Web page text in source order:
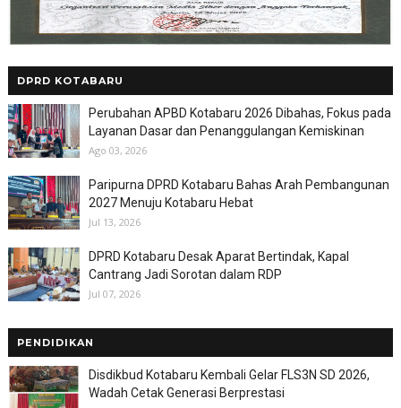
DPRD KOTABARU
Perubahan APBD Kotabaru 2026 Dibahas, Fokus pada
Layanan Dasar dan Penanggulangan Kemiskinan
Ago 03, 2026
Paripurna DPRD Kotabaru Bahas Arah Pembangunan
2027 Menuju Kotabaru Hebat
Jul 13, 2026
DPRD Kotabaru Desak Aparat Bertindak, Kapal
Cantrang Jadi Sorotan dalam RDP
Jul 07, 2026
PENDIDIKAN
Disdikbud Kotabaru Kembali Gelar FLS3N SD 2026,
Wadah Cetak Generasi Berprestasi